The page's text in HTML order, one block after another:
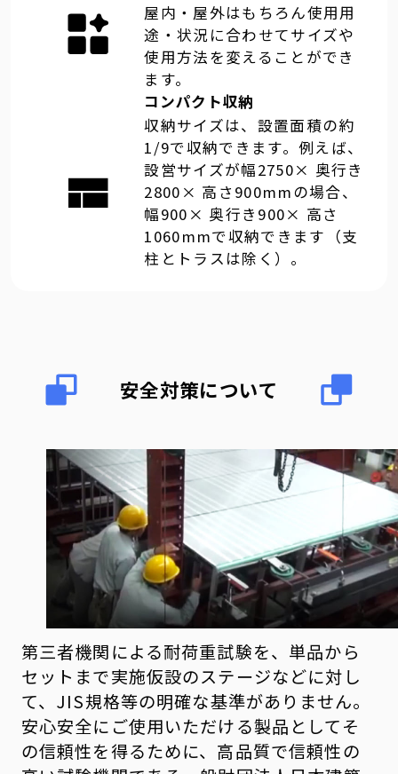
屋内・屋外はもちろん使用用
途・状況に合わせてサイズや
使用方法を変えることができ
ます。
コンパクト収納
収納サイズは、設置面積の約
1/9で収納できます。例えば、
設営サイズが幅2750× 奥行き
2800× 高さ900mmの場合、
幅900× 奥行き900× 高さ
1060mmで収納できます（支
柱とトラスは除く）。
安全対策について
第三者機関による耐荷重試験を、単品から
セットまで実施仮設のステージなどに対し
て、JIS規格等の明確な基準がありません。
安心安全にご使用いただける製品としてそ
の信頼性を得るために、高品質で信頼性の